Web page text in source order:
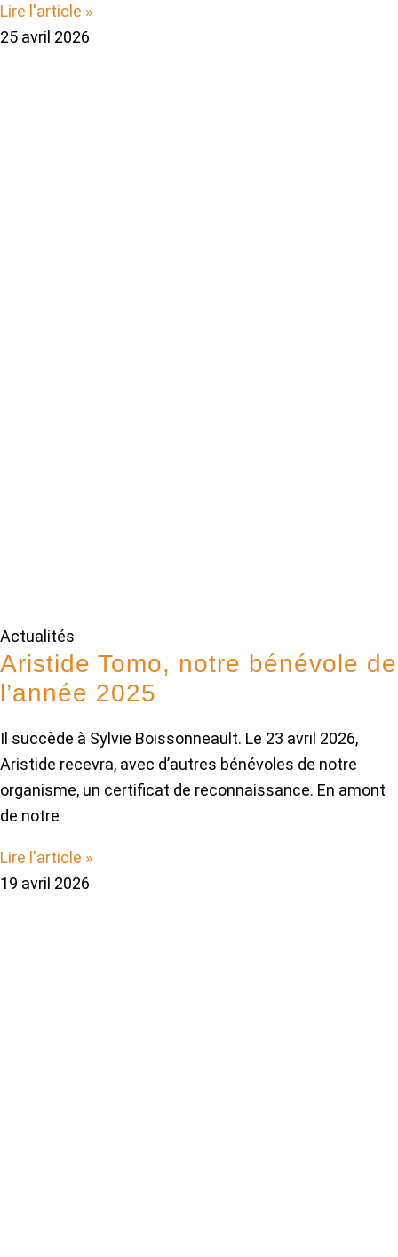
Lire l'article »
25 avril 2026
Actualités
Aristide Tomo, notre bénévole de
l’année 2025
Il succède à Sylvie Boissonneault. Le 23 avril 2026,
Aristide recevra, avec d’autres bénévoles de notre
organisme, un certificat de reconnaissance. En amont
de notre
Lire l'article »
19 avril 2026